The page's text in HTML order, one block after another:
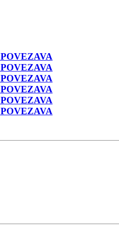
POVEZAVA
POVEZAVA
POVEZAVA
POVEZAVA
POVEZAVA
POVEZAVA